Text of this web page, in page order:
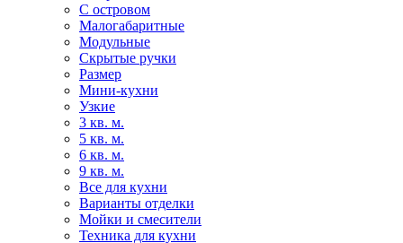
С островом
Малогабаритные
Модульные
Скрытые ручки
Размер
Мини-кухни
Узкие
3 кв. м.
5 кв. м.
6 кв. м.
9 кв. м.
Все для кухни
Варианты отделки
Мойки и смесители
Техника для кухни